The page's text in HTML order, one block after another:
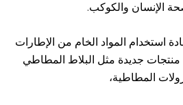
الإنسان والكوكب.
استخدام المواد الخام من الإطارات
منتجات جديدة مثل البلاط المطاطي
المطاطية،